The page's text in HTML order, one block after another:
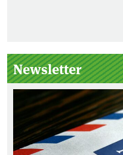
Seitenleiste
Newsletter